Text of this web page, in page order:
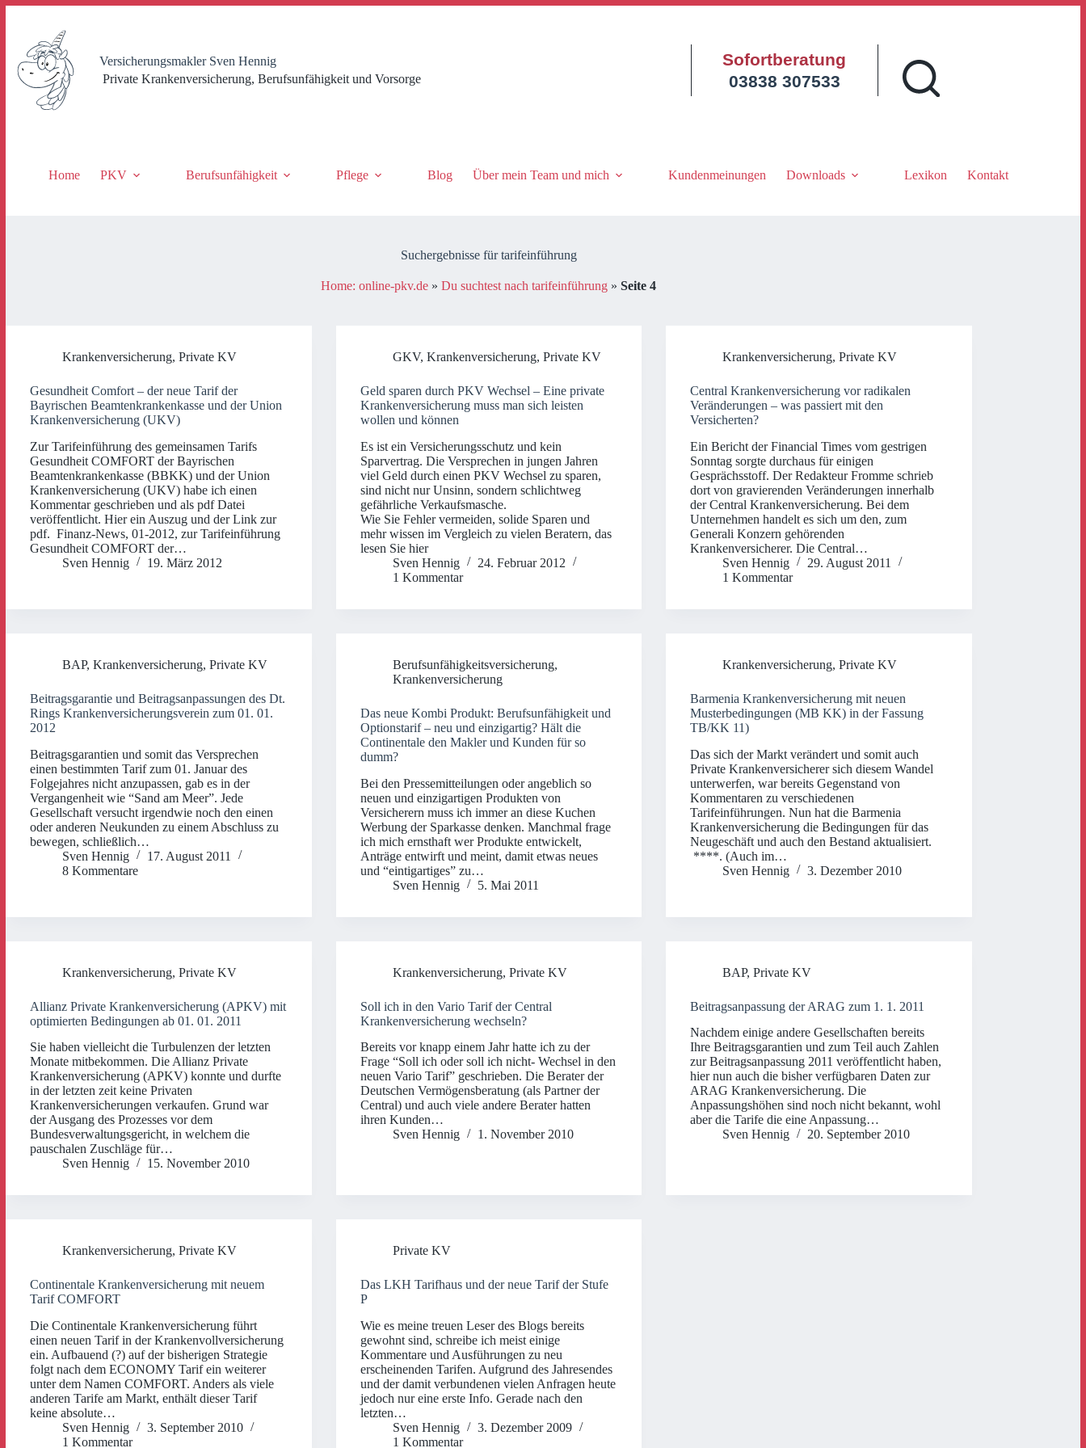
springen
Versicherungsmakler Sven Hennig
Private Krankenversicherung, Berufsunfähigkeit und Vorsorge
Sofortberatung
03838 307533
Home PKV Berufsunfähigkeit Pflege Blog Über mein Team und mich Kundenmeinungen Downloads Lexikon Kontakt
Suchergebnisse für tarifeinführung
Home: online-pkv.de »Du suchtest nach tarifeinführung »Seite 4
Krankenversicherung, Private KV
Gesundheit Comfort – der neue Tarif der
Bayrischen Beamtenkrankenkasse und der Union
Krankenversicherung (UKV)
Zur Tarifeinführung des gemeinsamen Tarifs
Gesundheit COMFORT der Bayrischen
Beamtenkrankenkasse (BBKK) und der Union
Krankenversicherung (UKV) habe ich einen
Kommentar geschrieben und als pdf Datei
veröffentlicht. Hier ein Auszug und der Link zur
pdf. Finanz-News, 01-2012, zur Tarifeinführung
Gesundheit COMFORT der…
Sven Hennig
19. März 2012
GKV, Krankenversicherung, Private KV
Geld sparen durch PKV Wechsel – Eine private
Krankenversicherung muss man sich leisten
wollen und können
Es ist ein Versicherungsschutz und kein
Sparvertrag. Die Versprechen in jungen Jahren
viel Geld durch einen PKV Wechsel zu sparen,
sind nicht nur Unsinn, sondern schlichtweg
gefährliche Verkaufsmasche.
Wie Sie Fehler vermeiden, solide Sparen und
mehr wissen im Vergleich zu vielen Beratern, das
lesen Sie hier
Sven Hennig
24. Februar 2012
1 Kommentar
Krankenversicherung,Private KV
Central Krankenversicherung vor radikalen
Veränderungen – was passiert mit den
Versicherten?
Ein Bericht der Financial Times vom gestrigen
Sonntag sorgte durchaus für einigen
Gesprächsstoff. Der Redakteur Fromme schrieb
dort von gravierenden Veränderungen innerhalb
der Central Krankenversicherung. Bei dem
Unternehmen handelt es sich um den, zum
Generali Konzern gehörenden
Krankenversicherer. Die Central…
Sven Hennig
29. August 2011
1 Kommentar
BAP, Krankenversicherung, Private KV
Beitragsgarantie und Beitragsanpassungen des Dt.
Rings Krankenversicherungsverein zum 01. 01.
2012
Beitragsgarantien und somit das Versprechen
einen bestimmten Tarif zum 01. Januar des
Folgejahres nicht anzupassen, gab es in der
Vergangenheit wie “Sand am Meer”. Jede
Gesellschaft versucht irgendwie noch den einen
oder anderen Neukunden zu einem Abschluss zu
bewegen, schließlich…
Sven Hennig
17. August 2011
8 Kommentare
Berufsunfähigkeitsversicherung,
Krankenversicherung
Das neue Kombi Produkt: Berufsunfähigkeit und
Optionstarif – neu und einzigartig? Hält die
Continentale den Makler und Kunden für so
dumm?
Bei den Pressemitteilungen oder angeblich so
neuen und einzigartigen Produkten von
Versicherern muss ich immer an diese Kuchen
Werbung der Sparkasse denken. Manchmal frage
ich mich ernsthaft wer Produkte entwickelt,
Anträge entwirft und meint, damit etwas neues
und “eintigartiges” zu…
Sven Hennig
5. Mai 2011
Krankenversicherung,Private KV
Barmenia Krankenversicherung mit neuen
Musterbedingungen (MB KK) in der Fassung
TB/KK 11)
Das sich der Markt verändert und somit auch
Private Krankenversicherer sich diesem Wandel
unterwerfen, war bereits Gegenstand von
Kommentaren zu verschiedenen
Tarifeinführungen. Nun hat die Barmenia
Krankenversicherung die Bedingungen für das
Neugeschäft und auch den Bestand aktualisiert.
****. (Auch im…
Sven Hennig
3. Dezember 2010
Krankenversicherung, Private KV
Allianz Private Krankenversicherung (APKV) mit
optimierten Bedingungen ab 01. 01. 2011
Sie haben vielleicht die Turbulenzen der letzten
Monate mitbekommen. Die Allianz Private
Krankenversicherung (APKV) konnte und durfte
in der letzten zeit keine Privaten
Krankenversicherungen verkaufen. Grund war
der Ausgang des Prozesses vor dem
Bundesverwaltungsgericht, in welchem die
pauschalen Zuschläge für…
Sven Hennig
15. November 2010
Krankenversicherung, Private KV
Soll ich in den Vario Tarif der Central
Krankenversicherung wechseln?
Bereits vor knapp einem Jahr hatte ich zu der
Frage “Soll ich oder soll ich nicht- Wechsel in den
neuen Vario Tarif” geschrieben. Die Berater der
Deutschen Vermögensberatung (als Partner der
Central) und auch viele andere Berater hatten
ihren Kunden…
Sven Hennig
1. November 2010
BAP,Private KV
Beitragsanpassung der ARAG zum 1. 1. 2011
Nachdem einige andere Gesellschaften bereits
Ihre Beitragsgarantien und zum Teil auch Zahlen
zur Beitragsanpassung 2011 veröffentlicht haben,
hier nun auch die bisher verfügbaren Daten zur
ARAG Krankenversicherung. Die
Anpassungshöhen sind noch nicht bekannt, wohl
aber die Tarife die eine Anpassung…
Sven Hennig
20. September 2010
Krankenversicherung, Private KV
Continentale Krankenversicherung mit neuem
Tarif COMFORT
Die Continentale Krankenversicherung führt
einen neuen Tarif in der Krankenvollversicherung
ein. Aufbauend (?) auf der bisherigen Strategie
folgt nach dem ECONOMY Tarif ein weiterer
unter dem Namen COMFORT. Anders als viele
anderen Tarife am Markt, enthält dieser Tarif
keine absolute…
Sven Hennig
3. September 2010
1 Kommentar
Private KV
Das LKH Tarifhaus und der neue Tarif der Stufe
P
Wie es meine treuen Leser des Blogs bereits
gewohnt sind, schreibe ich meist einige
Kommentare und Ausführungen zu neu
erscheinenden Tarifen. Aufgrund des Jahresendes
und der damit verbundenen vielen Anfragen heute
jedoch nur eine erste Info. Gerade nach den
letzten…
Sven Hennig
3. Dezember 2009
1 Kommentar